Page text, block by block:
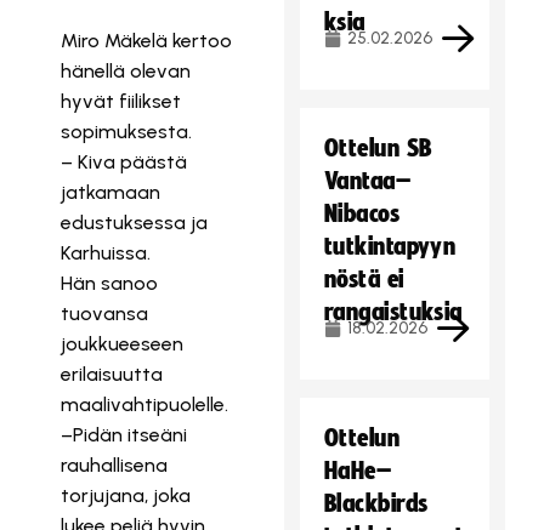
Miro Mäkelä kertoo
hänellä olevan
hyvät fiilikset
sopimuksesta.
– Kiva päästä
jatkamaan
edustuksessa ja
Karhuissa.
Hän sanoo
tuovansa
joukkueeseen
erilaisuutta
maalivahtipuolelle.
–Pidän itseäni
rauhallisena
torjujana, joka
ksia
25.02.2026
Ottelun SB
Vantaa–
Nibacos
tutkintapyyn
nöstä ei
rangaistuksia
18.02.2026
Ottelun
HaHe–
Blackbirds